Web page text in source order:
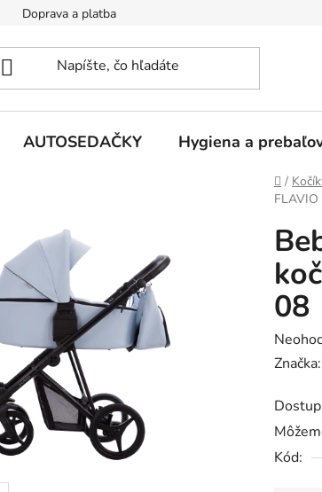
Doprava a platba
AUTOSEDAČKY Hygiena a
Domov
/
FLAVIO
08
je
0,0
z
Kód: